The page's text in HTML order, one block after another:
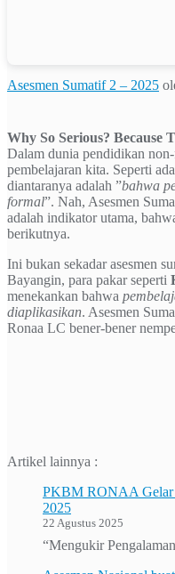
Asesmen Sumatif 2 – 2025
Why So Serious? Because
Dalam dunia pendidikan
pembelajaran kita. Seperti
diantaranya adalah ”bahwa
formal”. Nah, Asesmen
adalah indikator utama,
berikutnya.
Ini bukan sekadar asesmen
Bayangin, para pakar seperti
menekankan bahwa
diaplikasikan. Asesmen
Ronaa LC bener-bener
Artikel lainnya :
PKBM RONAA Gelar
2025
22 Agustus 2025
“Mengukir